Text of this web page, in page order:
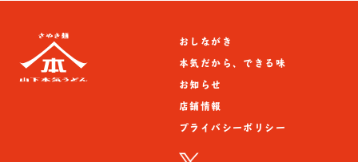
おしながき
本気だから、できる味
お知らせ
店舗情報
プライバシーポリシー